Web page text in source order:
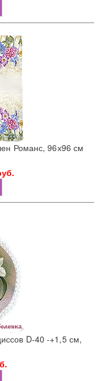
Романс, 96х96 см
D-40 -+1,5 см,